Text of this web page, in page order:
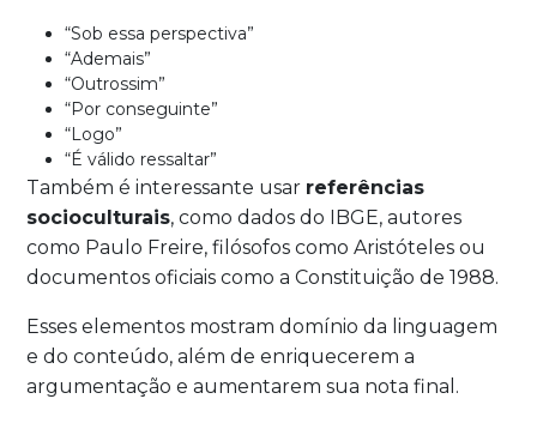
“Sob essa perspectiva”
“Ademais”
“Outrossim”
“Por conseguinte”
“Logo”
“É válido ressaltar”
Também é interessante usar referências
socioculturais, como dados do IBGE, autores
como Paulo Freire, filósofos como Aristóteles ou
documentos oficiais como a Constituição de 1988.
Esses elementos mostram domínio da linguagem
e do conteúdo, além de enriquecerem a
argumentação e aumentarem sua nota final.